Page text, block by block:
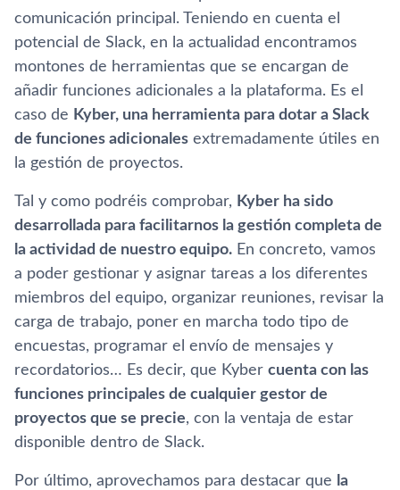
comunicación principal. Teniendo en cuenta el
potencial de Slack, en la actualidad encontramos
montones de herramientas que se encargan de
añadir funciones adicionales a la plataforma. Es el
caso de Kyber, una herramienta para dotar a Slack
de funciones adicionales extremadamente útiles en
la gestión de proyectos.
Tal y como podréis comprobar, Kyber ha sido
desarrollada para facilitarnos la gestión completa de
la actividad de nuestro equipo. En concreto, vamos
a poder gestionar y asignar tareas a los diferentes
miembros del equipo, organizar reuniones, revisar la
carga de trabajo, poner en marcha todo tipo de
encuestas, programar el enví­o de mensajes y
recordatorios… Es decir, que Kyber cuenta con las
funciones principales de cualquier gestor de
proyectos que se precie, con la ventaja de estar
disponible dentro de Slack.
Por último, aprovechamos para destacar que la